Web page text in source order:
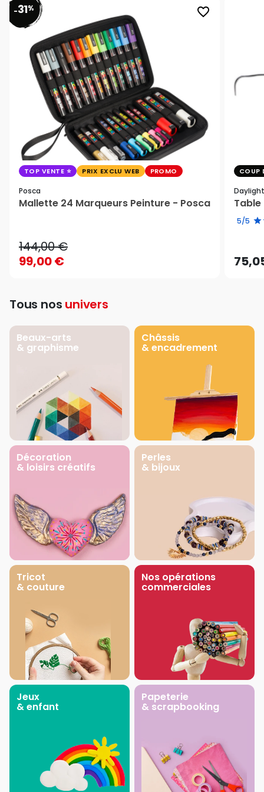
favorite_border
-31%
TOP VENTE PRIX EXCLU WEB PROMO
Posca
Mallette 24 Marqueurs Peinture - Posca
144,00 €
99,00 €
COUP
Daylight
Table
5/5
Tous nos univers
Beaux-arts
& graphisme
Châssis
& encadrement
Décoration
& loisirs créatifs
Perles
& bijoux
Tricot
& couture
Nos opérations
commerciales
Jeux
& enfant
Papeterie
& scrapbooking